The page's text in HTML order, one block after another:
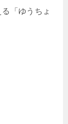
「ゆうちょ